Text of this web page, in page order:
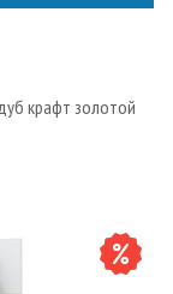
крафт золотой